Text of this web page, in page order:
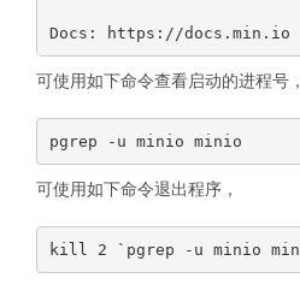
可使用如下命令查看启动的进程号，
可使用如下命令退出程序，